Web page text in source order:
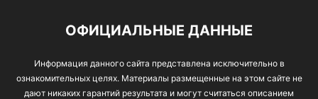
ОФИЦИАЛЬНЫЕ ДАННЫЕ
Информация данного сайта представлена исключительно в
ознакомительных целях. Материалы размещенные на этом сайте не
дают никаких гарантий результата и могут считаться описанием